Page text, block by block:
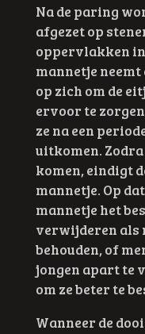
Na de paring
afgezet op
oppervlakken
mannetje
op zich om de
ervoor te
ze na een
uitkomen. Zodra
komen, eindigt
mannetje. Op
mannetje het
verwijderen als
behouden, of
jongen apart te
om ze beter te
Wanneer de